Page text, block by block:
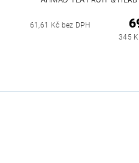
61,61 Kč bez DPH
345